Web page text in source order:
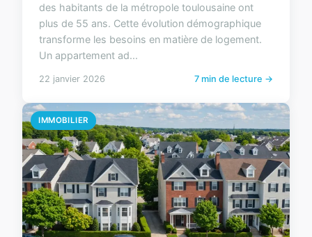
des habitants de la métropole toulousaine ont
plus de 55 ans. Cette évolution démographique
transforme les besoins en matière de logement.
Un appartement ad...
22 janvier 2026 7 min de lecture →
IMMOBILIER